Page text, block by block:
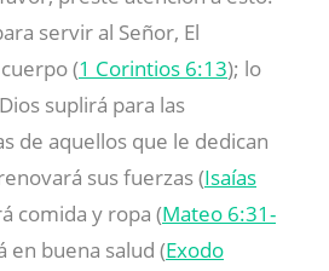
servir al Señor, El
(1 Corintios 6:13); lo
suplirá para las
de aquellos que le dedican
sus fuerzas (Isaías
comida y ropa (Mateo 6:31-
en buena salud (Exodo